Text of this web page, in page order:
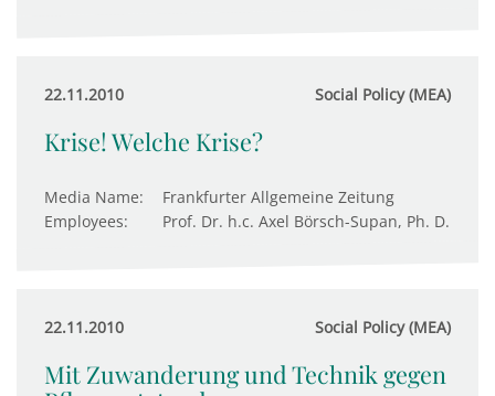
22.11.2010 Social Policy (MEA)
Krise! Welche Krise?
Media Name:
Frankfurter Allgemeine Zeitung
Employees:
Prof. Dr. h.c. Axel Börsch-Supan, Ph. D.
22.11.2010 Social Policy (MEA)
Mit Zuwanderung und Technik gegen